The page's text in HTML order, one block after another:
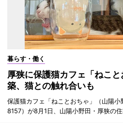
暮らす・働く
厚狭に保護猫カフェ「ねこ
築、猫との触れ合いも
保護猫カフェ「ねことおちゃ」（山陽
8157）が8月1日、山陽小野田・厚狭の住